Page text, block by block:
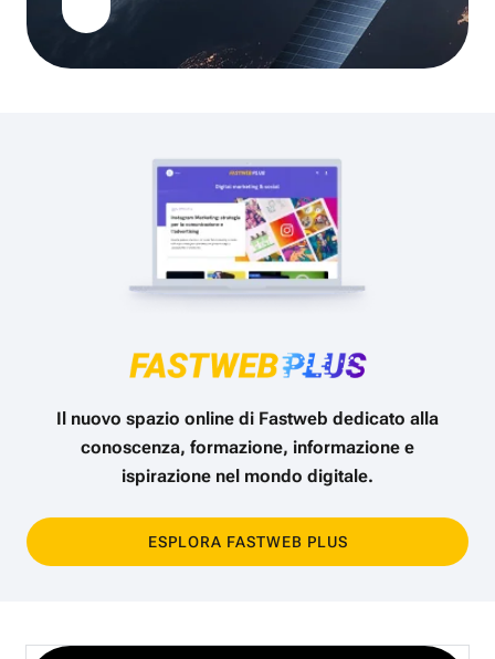
Il nuovo spazio online di Fastweb dedicato alla
conoscenza, formazione, informazione e
ispirazione nel mondo digitale.
ESPLORA FASTWEB PLUS